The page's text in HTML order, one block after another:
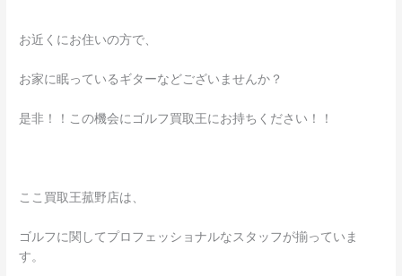
お近くにお住いの方で、
お家に眠っているギターなどございませんか？
是非！！この機会にゴルフ買取王にお持ちください！！
ここ買取王菰野店は、
ゴルフに関してプロフェッショナルなスタッフが揃っていま
す。